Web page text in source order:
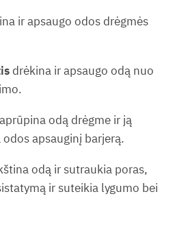
ir apsaugo odos drėgmės
drėkina ir apsaugo odą nuo
aprūpina odą drėgme ir ją
apsauginį barjerą.
odą ir sutraukia poras,
ir suteikia lygumo bei